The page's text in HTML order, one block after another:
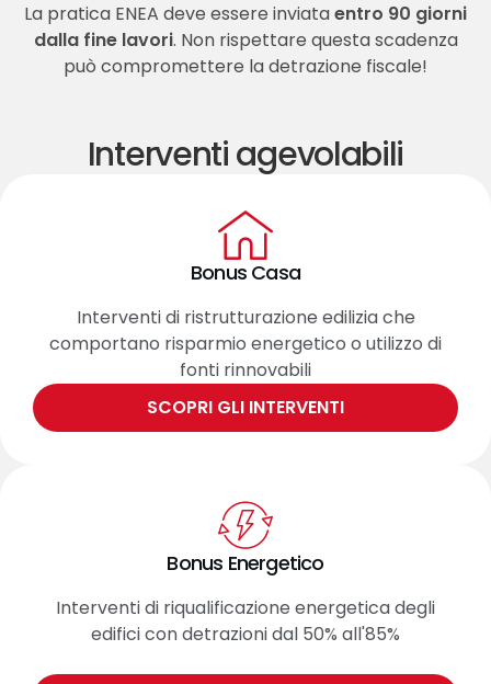
La pratica ENEA deve essere inviataentro 90 giorni
dalla fine lavori. Non rispettare questa scadenza
può compromettere la detrazione fiscale!
Interventi agevolabili
Bonus Casa
Interventi di ristrutturazione edilizia che
comportano risparmio energetico o utilizzo di
fonti rinnovabili
SCOPRI GLI INTERVENTI
Bonus Energetico
Interventi di riqualificazione energetica degli
edifici con detrazioni dal 50% all'85%